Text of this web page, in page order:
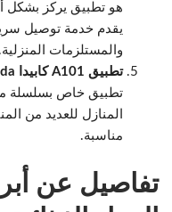
هو تطبيق يركز بشكل
يقدم خدمة توصيل
والمستلزمات المنزلية.
تطبيق A101 كابيدا A101 Kapıda
المنازل للعديد من
مناسبة.